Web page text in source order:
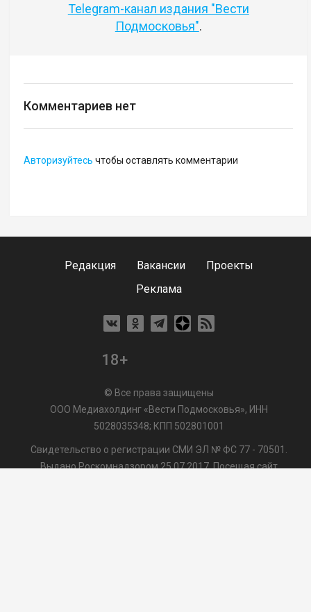
Telegram-канал издания "Вести
Подмосковья".
Комментариев нет
Авторизуйтесь чтобы оставлять комментарии
Редакция Вакансии
Проекты
Реклама
18+
© Все права защищены
ООО Медиахолдинг «Вести Подмосковья», ИНН
5028035348; КПП 502801001
Свидетельство о регистрации СМИ ЭЛ № ФС 77 - 70501.
Выдано Роскомнадзором 25.07.2017. Посещая сайт